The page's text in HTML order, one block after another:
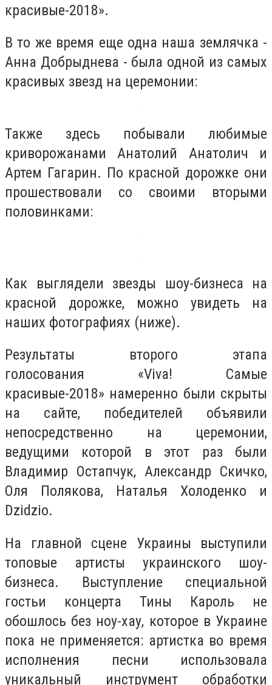
красивые-2018».
В то же время еще одна наша землячка -
Анна Добрыднева - была одной из самых
красивых звезд на церемонии:
Также здесь побывали любимые
криворожанами Анатолий Анатолич и
Артем Гагарин. По красной дорожке они
прошествовали со своими вторыми
половинками:
Как выглядели звезды шоу-бизнеса на
красной дорожке, можно увидеть на
наших фотографиях (ниже).
Результаты второго этапа
голосования «Viva! Самые
красивые-2018» намеренно были скрыты
на сайте, победителей объявили
непосредственно на церемонии,
ведущими которой в этот раз были
Владимир Остапчук, Александр Скичко,
Оля Полякова, Наталья Холоденко и
Dzidzio.
На главной сцене Украины выступили
топовые артисты украинского шоу-
бизнеса. Выступление специальной
гостьи концерта Тины Кароль не
обошлось без ноу-хау, которое в Украине
пока не применяется: артистка во время
исполнения песни использовала
уникальный инструмент обработки